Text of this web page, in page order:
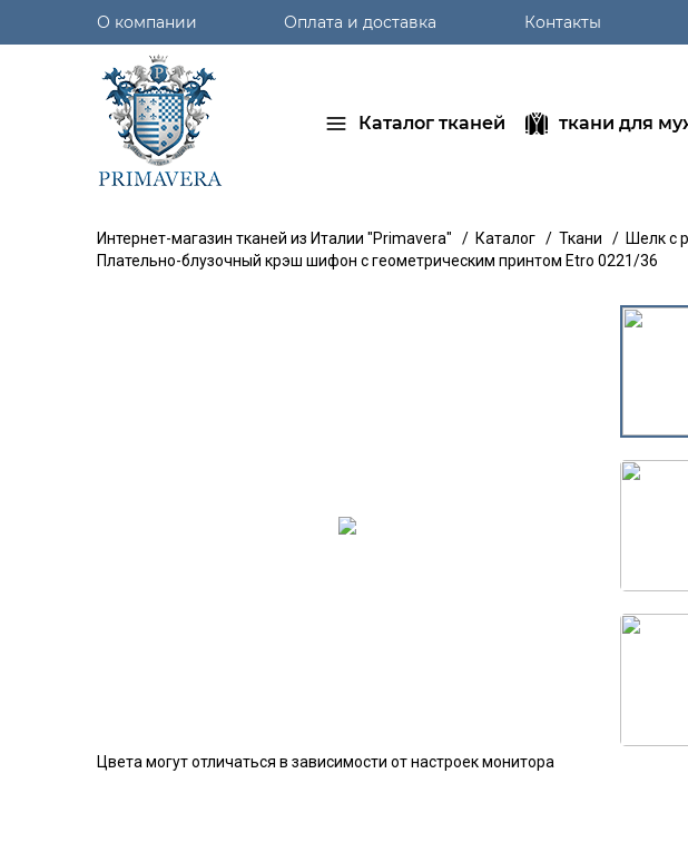
О компании Оплата и доставка Контакты
Каталог тканей ткани для
Интернет-магазин тканей из Италии "Primavera" / Каталог / Ткани / Шелк с
Плательно-блузочный крэш шифон с геометрическим принтом Etro 0221/36
Цвета могут отличаться в зависимости от настроек монитора